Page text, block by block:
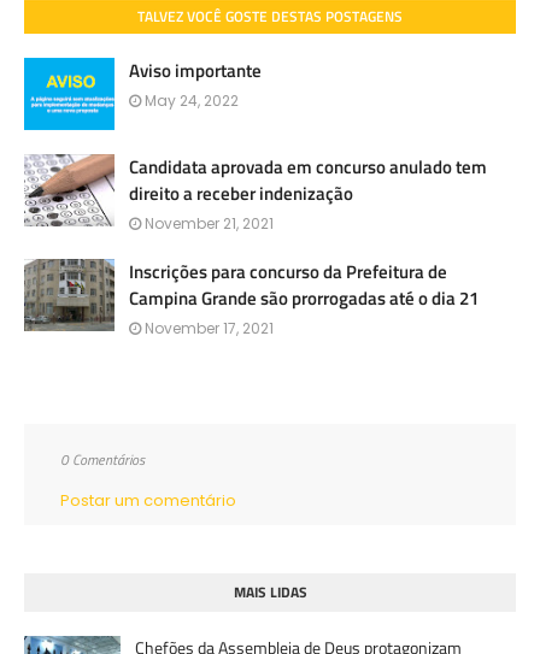
TALVEZ VOCÊ GOSTE DESTAS POSTAGENS
Aviso importante
May 24, 2022
Candidata aprovada em concurso anulado tem
direito a receber indenização
November 21, 2021
Inscrições para concurso da Prefeitura de
Campina Grande são prorrogadas até o dia 21
November 17, 2021
0 Comentários
Postar um comentário
MAIS LIDAS
Chefões da Assembleia de Deus protagonizam